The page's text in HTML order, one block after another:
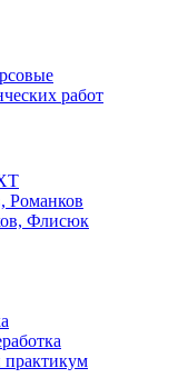
работ
Романков
Флисюк